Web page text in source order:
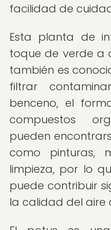
facilidad de
Esta planta de
toque de verde a
también es
filtrar
benceno, el
compuestos
pueden
como pinturas,
limpieza, por lo
puede contribuir
la calidad del aire